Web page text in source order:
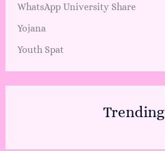
WhatsApp University Share
Yojana
Youth Spat
Trending